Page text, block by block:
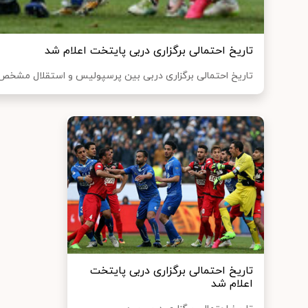
تاریخ احتمالی برگزاری دربی پایتخت اعلام شد
تاریخ احتمالی برگزاری دربی بین پرسپولیس و استقلال
تاریخ احتمالی برگزاری دربی پایتخت
اعلام شد